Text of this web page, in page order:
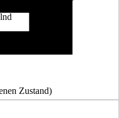
Zustand)